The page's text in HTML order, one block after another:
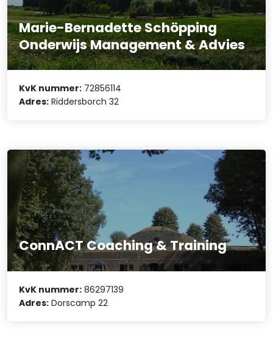
Marie-Bernadette Schöpping
Onderwijs Management & Advies
KvK nummer: 72856114
Adres: Riddersborch 32
ConnACT Coaching & Training
KvK nummer: 86297139
Adres: Dorscamp 22